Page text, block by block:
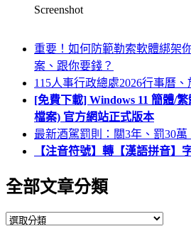
Screenshot
重要！如何防範勒索軟體綁架
案、跟你要錢？
115人事行政總處2026行事曆、
[免費下載] Windows 11 簡體/
檔案) 官方網站正式版本
最新酒駕罰則：關3年、罰30
【注音符號】轉【漢語拼音】
全部文章分類
全